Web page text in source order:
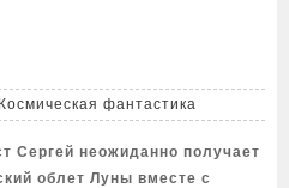
Космическая фантастика
Сергей неожиданно получает
облет Луны вместе с